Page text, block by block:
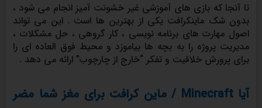
تا آنجا که بازی های آموزشی غیر خشونت آمیز انجام می شود ،
بدون شک ماینکرافت یکی از بهترین ها است . این می تواند
اصول مهارت های برنامه نویسی ، کار گروهی ، حل مشکلات ،
مدیریت پروژه را به بچه ها بیاموزد و محیط فوق العاده ای را
برای پرورش خلاقیت و تفکر “خارج از چارچوب” ارائه می دهد .
آیا Minecraft / ماین کرافت برای مغز شما مضر